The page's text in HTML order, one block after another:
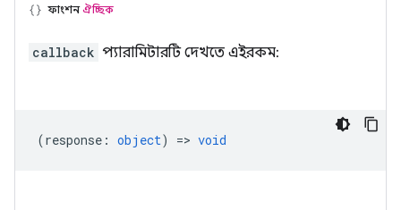
ফাংশনঐচ্ছিক
callback প্যারামিটারটি দেখতে এইরকম:
(response : object) => void